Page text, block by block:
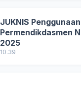
JUKNIS
Permendikdasmen
2025
10.39